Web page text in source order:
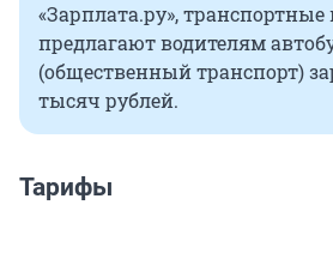
«Зарплата.ру»,
предлагают водителям
(общественный транспорт)
тысяч рублей.
Тарифы